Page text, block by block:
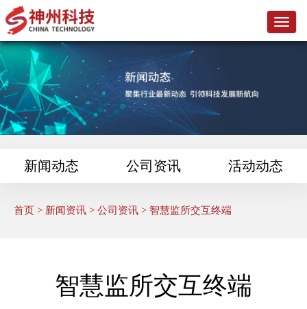
L
o
新闻动态 公司资讯 活动动态
首页 > 新闻资讯 > 公司资讯 > 智慧监所交互终端
智慧监所交互终端